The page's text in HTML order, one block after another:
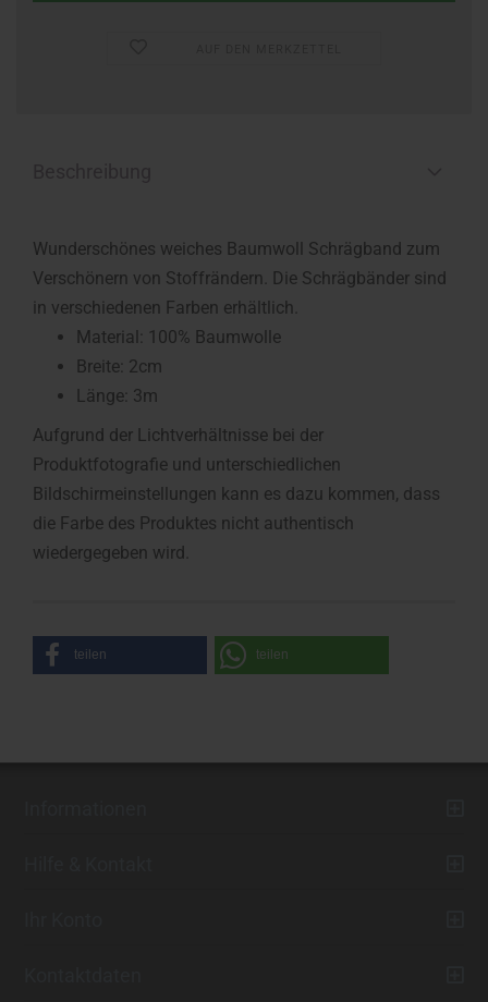
Wunderschönes weiches Baumwoll Schrägband zum
Verschönern von Stoffrändern. Die Schrägbänder sind
in verschiedenen Farben erhältlich.
Material: 100% Baumwolle
Breite: 2cm
Länge: 3m
Aufgrund der Lichtverhältnisse bei der
Produktfotografie und unterschiedlichen
Bildschirmeinstellungen kann es dazu kommen, dass
die Farbe des Produktes nicht authentisch
wiedergegeben wird.
teilen teilen